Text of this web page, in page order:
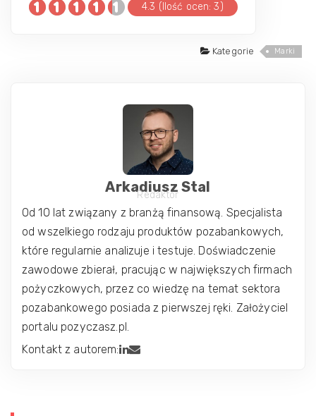
4.3 (Ilość ocen: 3)
Kategorie Marki
Arkadiusz Stal
Redaktor
Od 10 lat związany z branżą finansową. Specjalista
od wszelkiego rodzaju produktów pozabankowych,
które regularnie analizuje i testuje. Doświadczenie
zawodowe zbierał, pracując w największych firmach
pożyczkowych, przez co wiedzę na temat sektora
pozabankowego posiada z pierwszej ręki. Założyciel
portalu pozyczasz.pl.
Kontakt z autorem: